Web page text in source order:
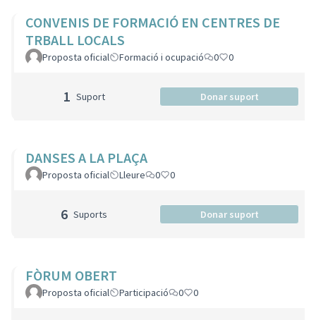
CONVENIS DE FORMACIÓ EN CENTRES DE
TRBALL LOCALS
Proposta oficial Formació i ocupació 0 0
1 Suport Donar suport
DANSES A LA PLAÇA
Proposta oficial Lleure 0 0
6 Suports Donar suport
FÒRUM OBERT
Proposta oficial Participació 0 0